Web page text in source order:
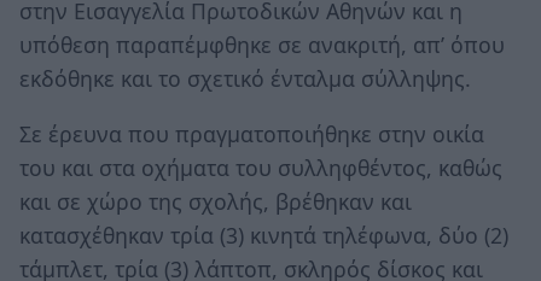
στην Εισαγγελία Πρωτοδικών Αθηνών και η
υπόθεση παραπέμφθηκε σε ανακριτή, απ’ όπου
εκδόθηκε και το σχετικό ένταλμα σύλληψης.
Σε έρευνα που πραγματοποιήθηκε στην οικία
του και στα οχήματα του συλληφθέντος, καθώς
και σε χώρο της σχολής, βρέθηκαν και
κατασχέθηκαν τρία (3) κινητά τηλέφωνα, δύο (2)
τάμπλετ, τρία (3) λάπτοπ, σκληρός δίσκος και